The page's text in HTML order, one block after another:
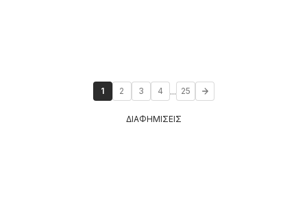
1 2 3 4 ... 25
ΔΙΑΦΗΜΙΣΕΙΣ